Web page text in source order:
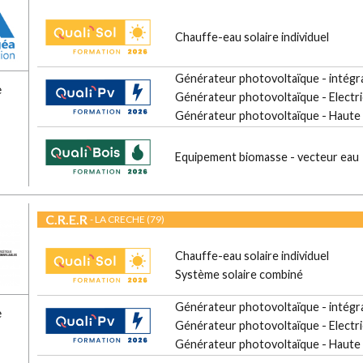
Chauffe-eau solaire individuel
Générateur photovoltaïque -
Générateur photovoltaïque -
Générateur photovoltaïque - Haute
Equipement biomasse - vecteur eau
C.R.E.R - LA CRECHE (79)
Chauffe-eau solaire individuel
Système solaire combiné
Générateur photovoltaïque -
Générateur photovoltaïque -
Générateur photovoltaïque - Haute